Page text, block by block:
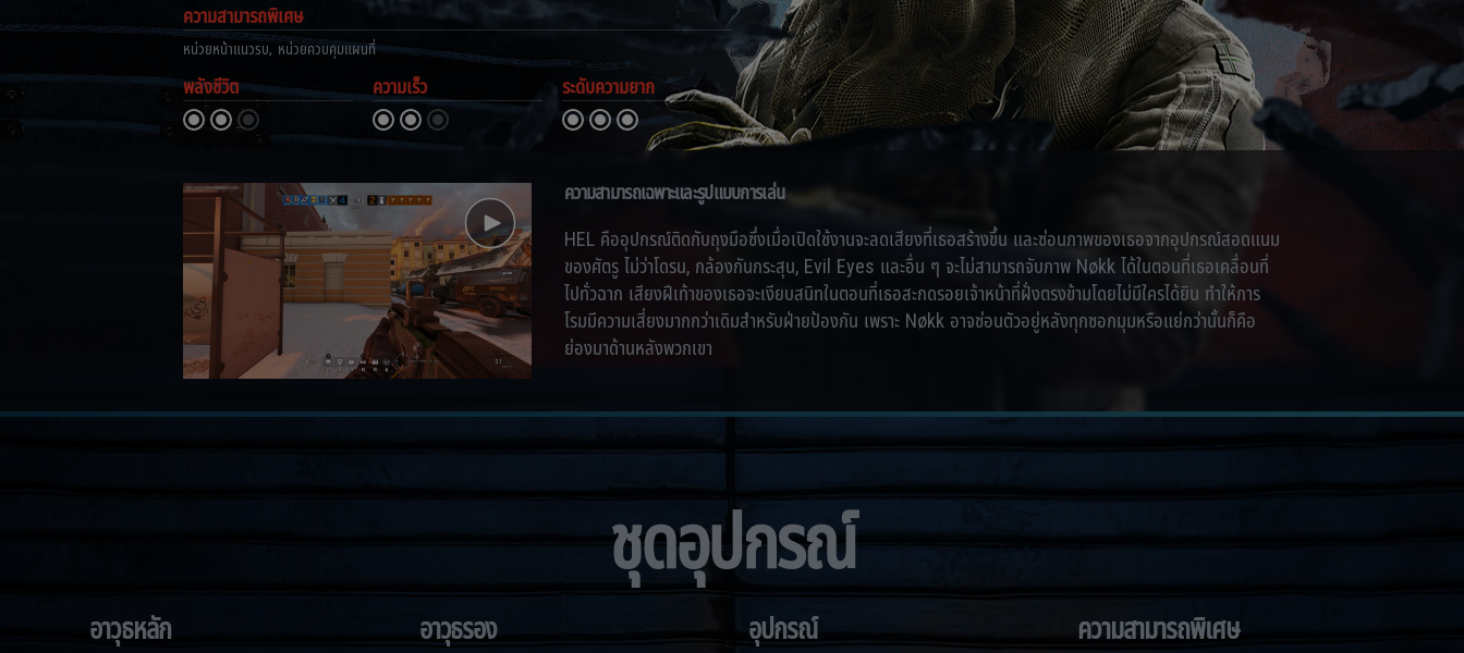
ความสามารถพิเศษ
หน่วยหน้าแนวรบ, หน่วยควบคุมแผนที่
พลังชีวิต ความเร็ว ระดับความยาก
ความสามารถเฉพาะและรูปแบบการเล่น
HEL คืออุปกรณ์ติดกับถุงมือซึ่งเมื่อเปิดใช้งานจะลดเสียงที่เธอสร้างขึ้น และซ่อนภาพของเธอจากอุปกรณ์สอดแนม
ของศัตรู ไม่ว่าโดรน, กล้องกันกระสุน, Evil Eyes และอื่น ๆ จะไม่สามารถจับภาพ Nøkk ได้ในตอนที่เธอเคลื่อนที่
ไปทั่วฉาก เสียงฝีเท้าของเธอจะเงียบสนิทในตอนที่เธอสะกดรอยเจ้าหน้าที่ฝั่งตรงข้ามโดยไม่มีใครได้ยิน ทำให้การ
โรมมีความเสี่ยงมากกว่าเดิมสำหรับฝ่ายป้องกัน เพราะ Nøkk อาจซ่อนตัวอยู่หลังทุกซอกมุมหรือแย่กว่านั้นก็คือ
ย่องมาด้านหลังพวกเขา
ชุดอุปกรณ์
อาวุธหลัก อาวุธรอง อุปกรณ์ ความสามารถพิเศษ